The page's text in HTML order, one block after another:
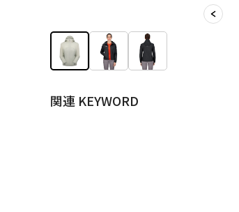
関連 KEYWORD